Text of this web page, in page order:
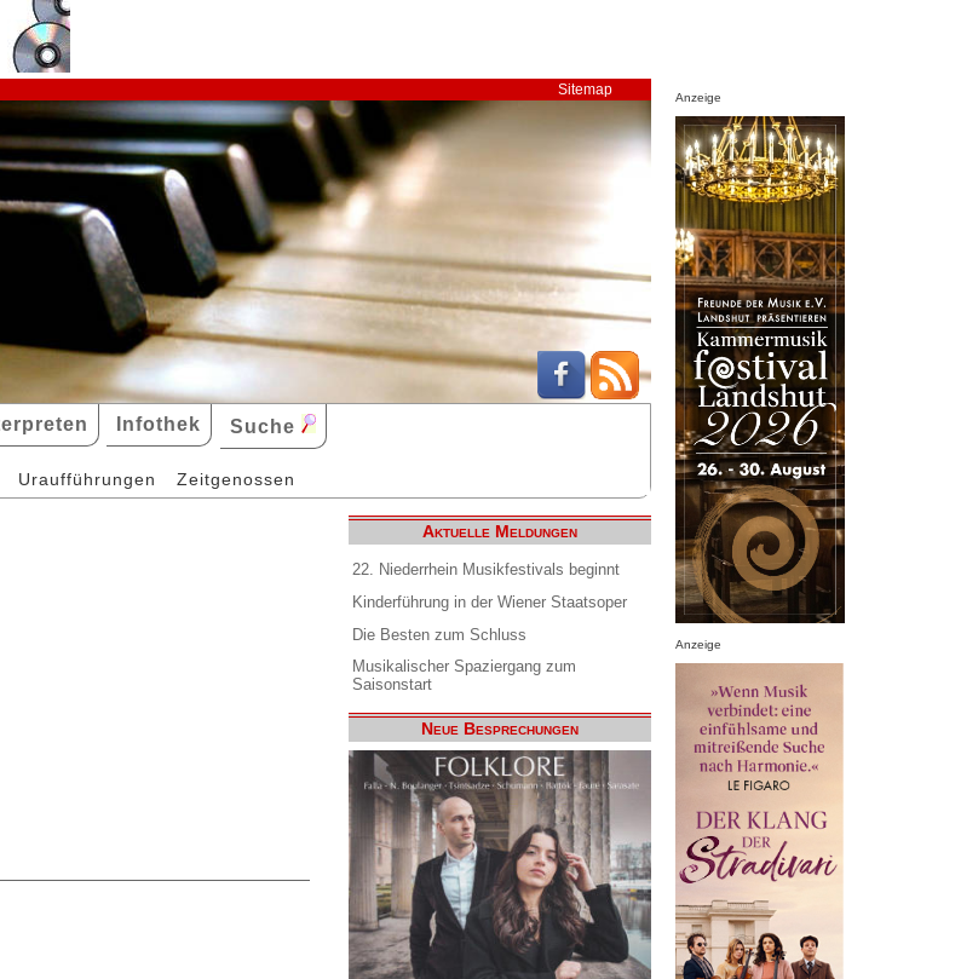
Sitemap
Infothek Suche
Uraufführungen Zeitgenossen
Aktuelle Meldungen
22. Niederrhein Musikfestivals beginnt
Kinderführung in der Wiener Staatsoper
Die Besten zum Schluss
Musikalischer Spaziergang zum
Saisonstart
Neue Besprechungen
Anzeige
Anzeige